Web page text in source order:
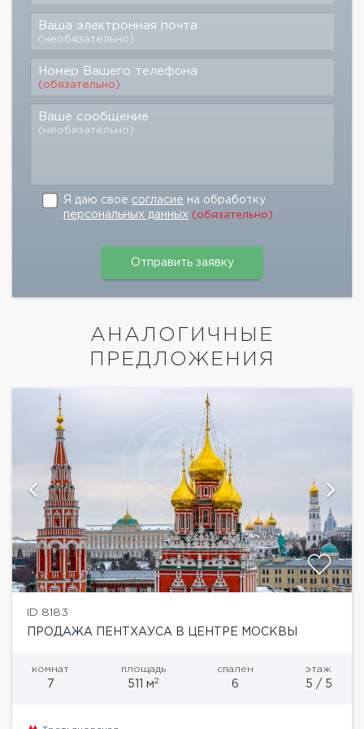
Ваша электронная почта
(необязательно)
Номер Вашего телефона
(обязательно)
Ваше сообщение
(необязательно)
Я даю свое согласие на обработку
персональных данных (обязательно)
АНАЛОГИЧНЫЕ
ПРЕДЛОЖЕНИЯ
ID 8183
ПРОДАЖА ПЕНТХАУСА В ЦЕНТРЕ МОСКВЫ
комнат
7
площадь
511 м2
спален
6
этаж
5 / 5